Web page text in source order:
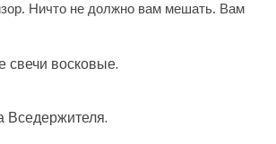
Ничто не должно вам мешать. Вам
свечи восковые.
Вседержителя.